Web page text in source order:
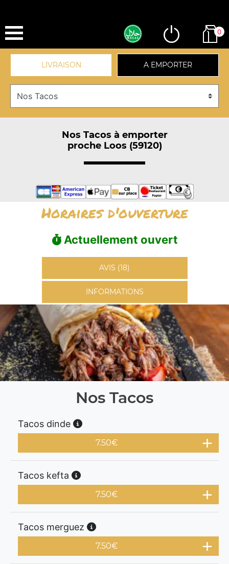
0
LIVRAISON A EMPORTER
Nos Tacos à emporter
proche Loos (59120)
Horaires d'ouverture
Actuellement ouvert
AVIS (18)
INFORMATIONS
Nos Tacos
Tacos dinde
7.50€
Tacos kefta
7.50€
Tacos merguez
7.50€